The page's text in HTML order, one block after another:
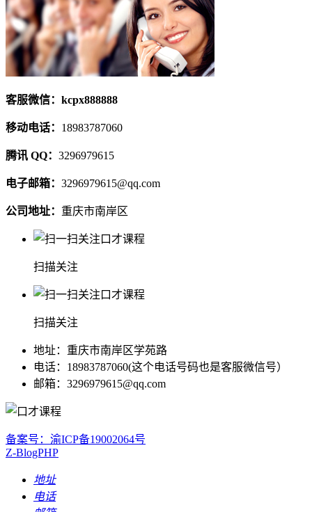
客服微信：kcpx888888
移动电话： 18983787060
腾讯 QQ： 3296979615
电子邮箱： 3296979615@qq.com
公司地址： 重庆市南岸区
扫描关注
扫描关注
地址：重庆市南岸区学苑路
电话：18983787060(这个电话号码也是客服微信号）
邮箱：3296979615@qq.com
备案号：渝ICP备19002064号
Z-BlogPHP
地址
电话